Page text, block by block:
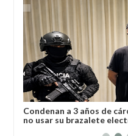
Condenan a 3 años de
no usar su brazalete